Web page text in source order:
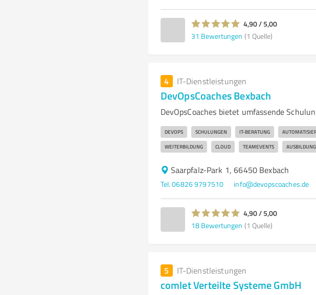
4,90 / 5,00
31 Bewertungen (1 Quelle)
4 IT-Dienstleistungen
DevOpsCoaches Bexbach
DevOpsCoaches bietet umfassende
DEVOPS SCHULUNGEN IT-BERATUNG
WEITERBILDUNG CLOUD TEAMEVENTS AUSBILDUNG
Saarpfalz-Park 1, 66450 Bexbach
Tel. 06826 9797510 info@devopscoaches.de
4,90 / 5,00
18 Bewertungen (1 Quelle)
5 IT-Dienstleistungen
comlet Verteilte Systeme GmbH